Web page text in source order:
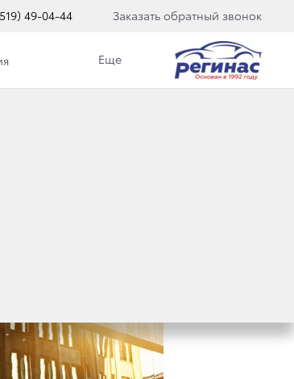
49-04-44 Заказать обратный звонок
Еще